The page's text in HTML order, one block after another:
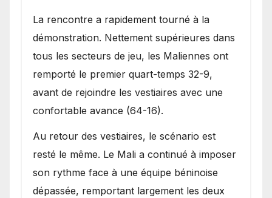
La rencontre a rapidement tourné à la
démonstration. Nettement supérieures dans
tous les secteurs de jeu, les Maliennes ont
remporté le premier quart-temps 32-9,
avant de rejoindre les vestiaires avec une
confortable avance (64-16).
Au retour des vestiaires, le scénario est
resté le même. Le Mali a continué à imposer
son rythme face à une équipe béninoise
dépassée, remportant largement les deux